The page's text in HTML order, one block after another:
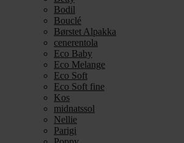
Bodil
Bouclé
Børstet Alpakka
cenerentola
Eco Baby
Eco Melange
Eco Soft
Eco Soft fine
Kos
midnatssol
Nellie
Parigi